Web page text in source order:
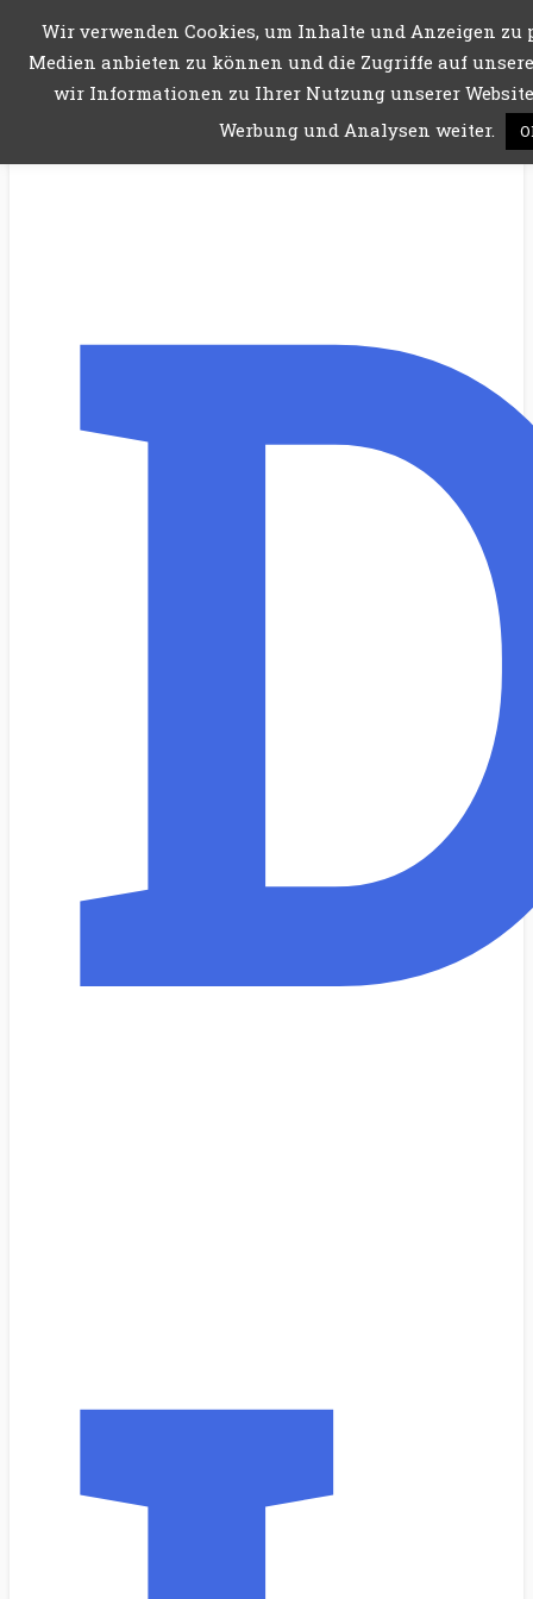
Menü
Wir verwenden Cookies, um Inhalte und Anzeigen
Medien anbieten zu können und die Zugriffe auf
wir Informationen zu Ihrer Nutzung unserer
Werbung und Analysen weiter.